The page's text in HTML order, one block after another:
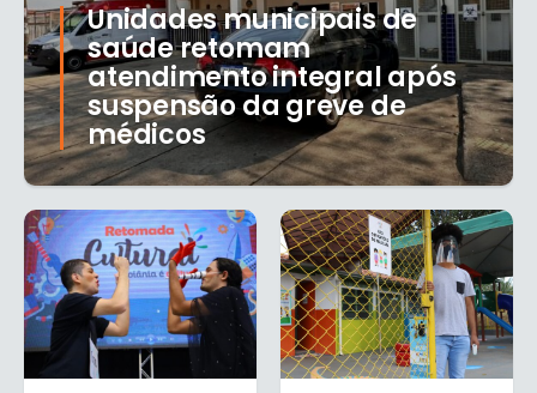
Unidades municipais de
saúde retomam
atendimento integral após
suspensão da greve de
médicos